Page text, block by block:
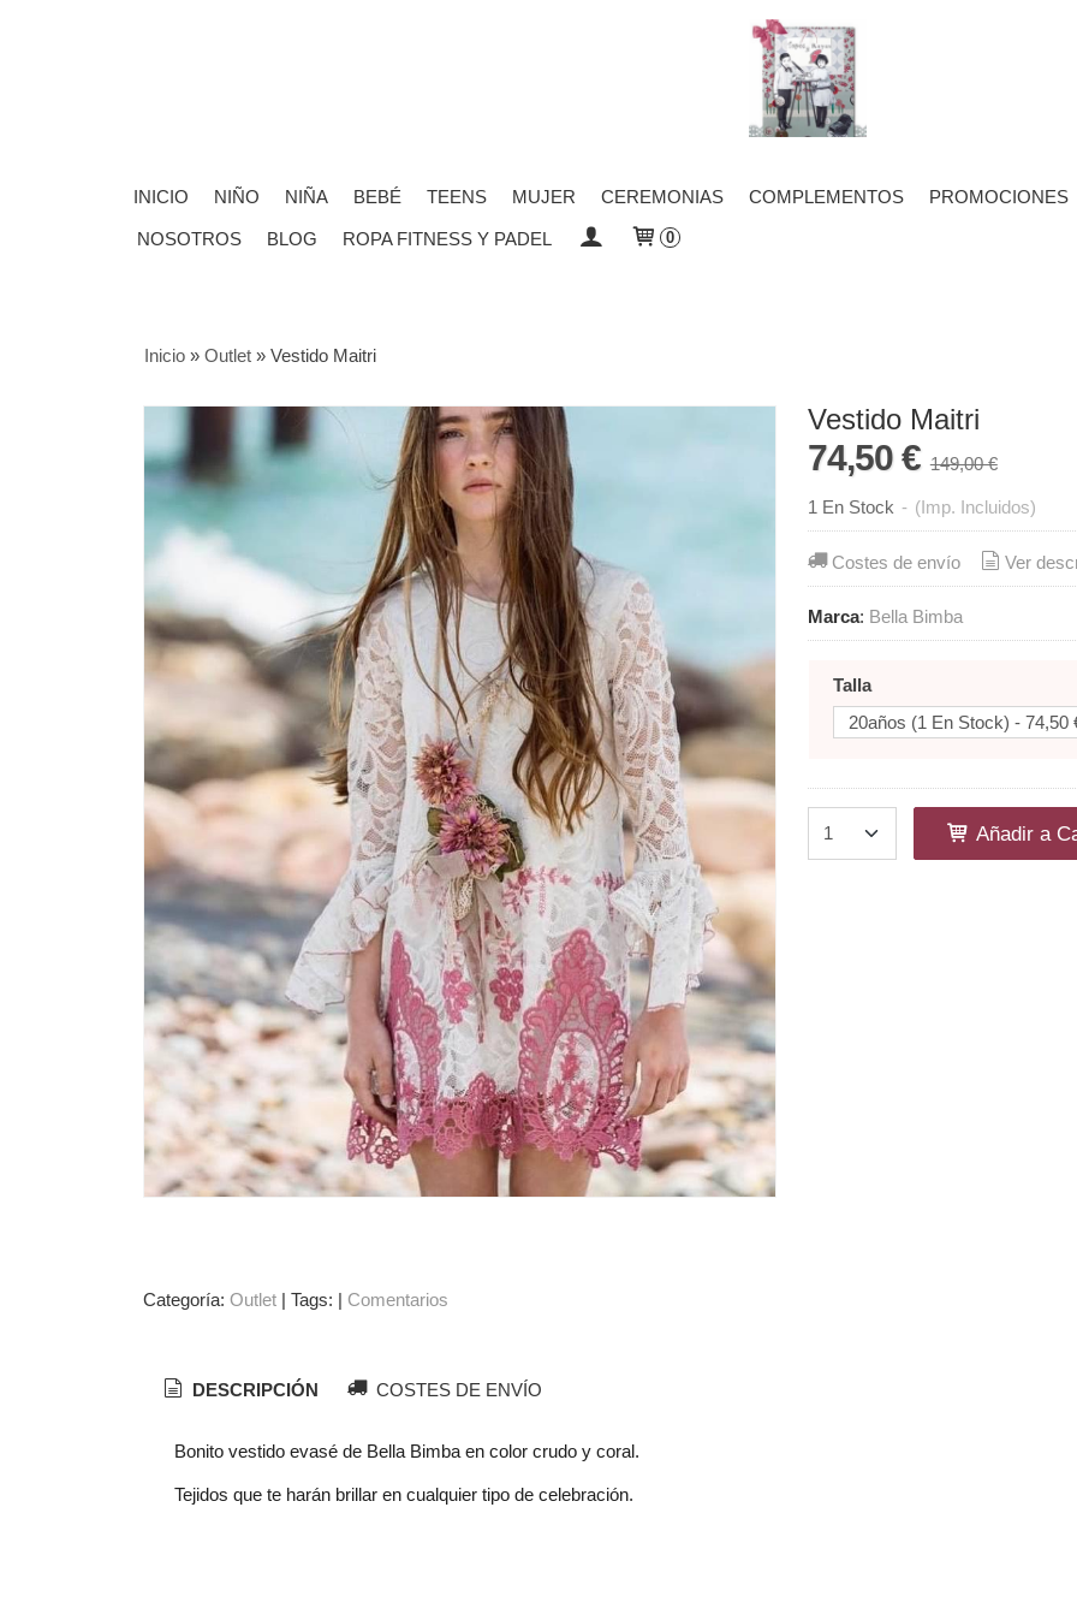
INICIO NIÑO NIÑA BEBÉ TEENS MUJER CEREMONIAS COMPLEMENTOS PROMOCIONES
NOSOTROS BLOG ROPA FITNESS Y PADEL 0
Inicio» Outlet» Vestido Maitri
Vestido Maitri
74,50 € 149,00 €
1 En Stock - (Imp. Incluidos)
Costes de envío Ver
Marca: Bella Bimba
Talla
Añadir a
Categoría: Outlet| Tags: | Comentarios
DESCRIPCIÓN COSTES DE ENVÍO
Bonito vestido evasé de Bella Bimba en color crudo y coral.
Tejidos que te harán brillar en cualquier tipo de celebración.